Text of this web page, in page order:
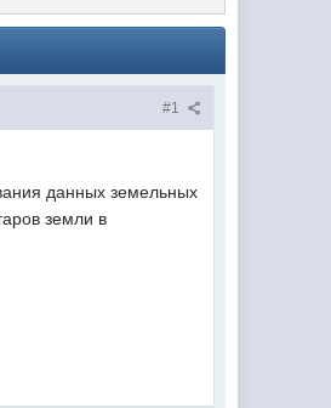
#1
данных земельных
земли в